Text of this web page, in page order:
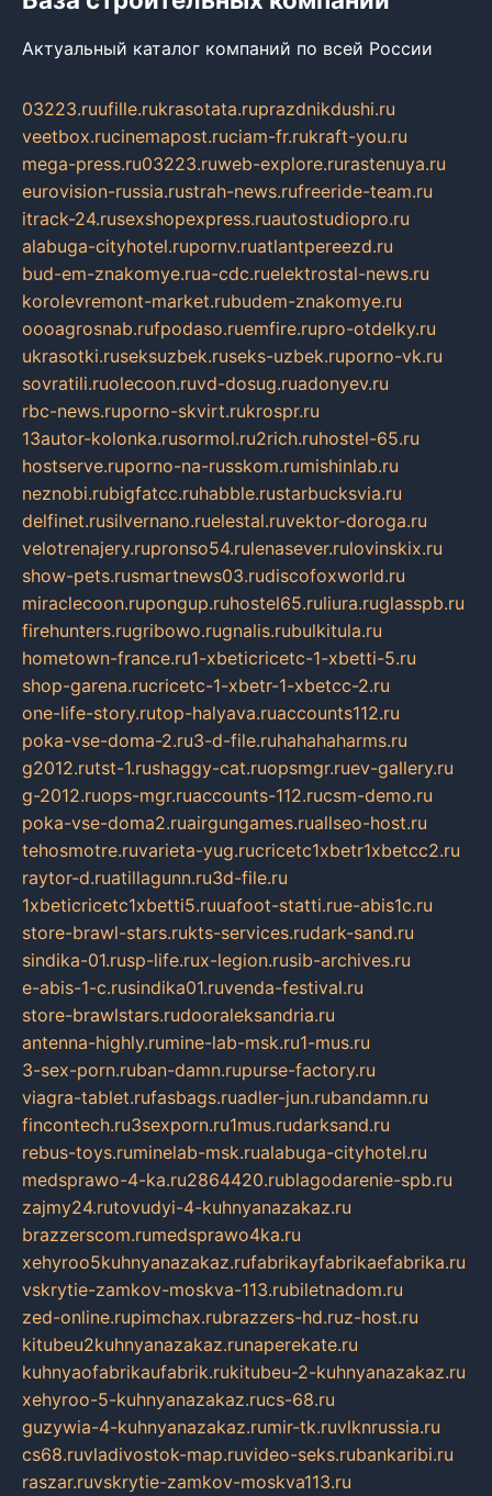
Актуальный каталог компаний по всей России
03223.ruufille.rukrasotata.ruprazdnikdushi.ru
veetbox.rucinemapost.ruciam-fr.rukraft-you.ru
mega-press.ru03223.ruweb-explore.rurastenuya.ru
eurovision-russia.rustrah-news.rufreeride-team.ru
itrack-24.rusexshopexpress.ruautostudiopro.ru
alabuga-cityhotel.rupornv.ruatlantpereezd.ru
bud-em-znakomye.rua-cdc.ruelektrostal-news.ru
korolevremont-market.rubudem-znakomye.ru
oooagrosnab.rufpodaso.ruemfire.rupro-otdelky.ru
ukrasotki.ruseksuzbek.ruseks-uzbek.ruporno-vk.ru
sovratili.ruolecoon.ruvd-dosug.ruadonyev.ru
rbc-news.ruporno-skvirt.rukrospr.ru
13autor-kolonka.rusormol.ru2rich.ruhostel-65.ru
hostserve.ruporno-na-russkom.rumishinlab.ru
neznobi.rubigfatcc.ruhabble.rustarbucksvia.ru
delfinet.rusilvernano.ruelestal.ruvektor-doroga.ru
velotrenajery.rupronso54.rulenasever.rulovinskix.ru
show-pets.rusmartnews03.rudiscofoxworld.ru
miraclecoon.rupongup.ruhostel65.ruliura.ruglasspb.ru
firehunters.rugribowo.rugnalis.rubulkitula.ru
hometown-france.ru1-xbeticricetc-1-xbetti-5.ru
shop-garena.rucricetc-1-xbetr-1-xbetcc-2.ru
one-life-story.rutop-halyava.ruaccounts112.ru
poka-vse-doma-2.ru3-d-file.ruhahahaharms.ru
g2012.rutst-1.rushaggy-cat.ruopsmgr.ruev-gallery.ru
g-2012.ruops-mgr.ruaccounts-112.rucsm-demo.ru
poka-vse-doma2.ruairgungames.ruallseo-host.ru
tehosmotre.ruvarieta-yug.rucricetc1xbetr1xbetcc2.ru
raytor-d.ruatillagunn.ru3d-file.ru
1xbeticricetc1xbetti5.ruuafoot-statti.rue-abis1c.ru
store-brawl-stars.rukts-services.rudark-sand.ru
sindika-01.rusp-life.rux-legion.rusib-archives.ru
e-abis-1-c.rusindika01.ruvenda-festival.ru
store-brawlstars.rudooraleksandria.ru
antenna-highly.rumine-lab-msk.ru1-mus.ru
3-sex-porn.ruban-damn.rupurse-factory.ru
viagra-tablet.rufasbags.ruadler-jun.rubandamn.ru
fincontech.ru3sexporn.ru1mus.rudarksand.ru
rebus-toys.ruminelab-msk.rualabuga-cityhotel.ru
medsprawo-4-ka.ru2864420.rublagodarenie-spb.ru
zajmy24.rutovudyi-4-kuhnyanazakaz.ru
brazzerscom.rumedsprawo4ka.ru
xehyroo5kuhnyanazakaz.rufabrikayfabrikaefabrika.ru
vskrytie-zamkov-moskva-113.rubiletnadom.ru
zed-online.rupimchax.rubrazzers-hd.ruz-host.ru
kitubeu2kuhnyanazakaz.runaperekate.ru
kuhnyaofabrikaufabrik.rukitubeu-2-kuhnyanazakaz.ru
xehyroo-5-kuhnyanazakaz.rucs-68.ru
guzywia-4-kuhnyanazakaz.rumir-tk.ruvlknrussia.ru
cs68.ruvladivostok-map.ruvideo-seks.rubankaribi.ru
raszar.ruvskrytie-zamkov-moskva113.ru